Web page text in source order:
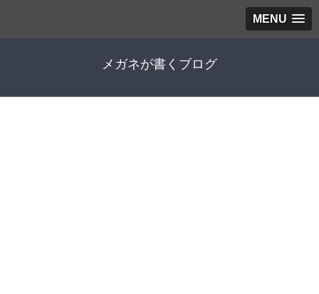
MENU
メガネが書くブログ